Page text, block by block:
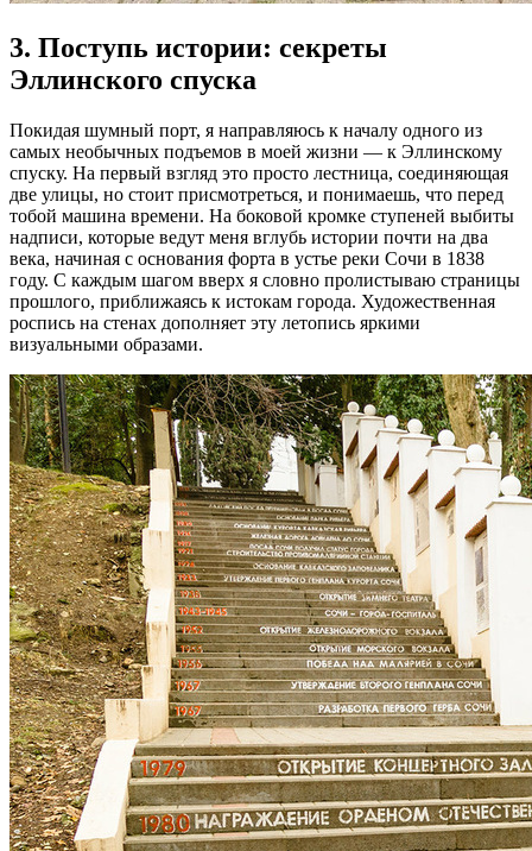
3. Поступь истории: секреты
Эллинского спуска
Покидая шумный порт, я направляюсь к началу одного из
самых необычных подъемов в моей жизни — к Эллинскому
спуску. На первый взгляд это просто лестница, соединяющая
две улицы, но стоит присмотреться, и понимаешь, что перед
тобой машина времени. На боковой кромке ступеней выбиты
надписи, которые ведут меня вглубь истории почти на два
века, начиная с основания форта в устье реки Сочи в 1838
году. С каждым шагом вверх я словно пролистываю страницы
прошлого, приближаясь к истокам города. Художественная
роспись на стенах дополняет эту летопись яркими
визуальными образами.